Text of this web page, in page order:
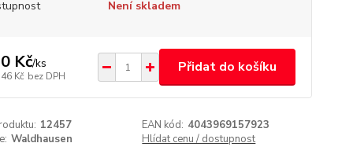
Není skladem
Kč/ks
Kč bez DPH
Přidat do košíku
12457 EAN kód: 4043969157923
Waldhausen Hlídat cenu / dostupnost